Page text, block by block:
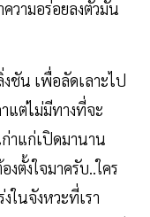
วามอร่อยลงตัวมัน
ชัน เพื่อลัดเลาะไป
แต่ไม่มีทางที่จะ
ก่าแก่เปิดมานาน
ตั้งใจมาครับ..ใคร
ในจังหวะที่เรา